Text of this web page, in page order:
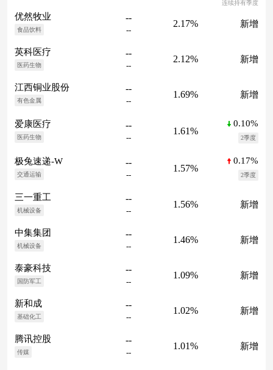
连续持有季度
优然牧业
食品饮料
--
--
2.17% 新增
英科医疗
医药生物
--
--
2.12% 新增
江西铜业股份
有色金属
--
--
1.69% 新增
爱康医疗
医药生物
--
--
1.61%
0.10%
2季度
极兔速递-W
交通运输
--
--
1.57%
0.17%
2季度
三一重工
机械设备
--
--
1.56% 新增
中集集团
机械设备
--
--
1.46% 新增
泰豪科技
国防军工
--
--
1.09% 新增
新和成
基础化工
--
--
1.02% 新增
腾讯控股
传媒
--
--
1.01% 新增